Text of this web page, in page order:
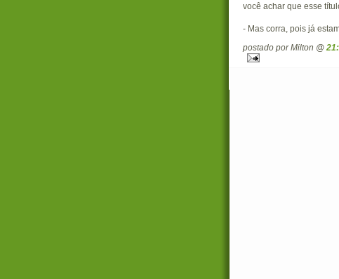
você achar que esse
- Mas corra, pois já
postado por Milton @